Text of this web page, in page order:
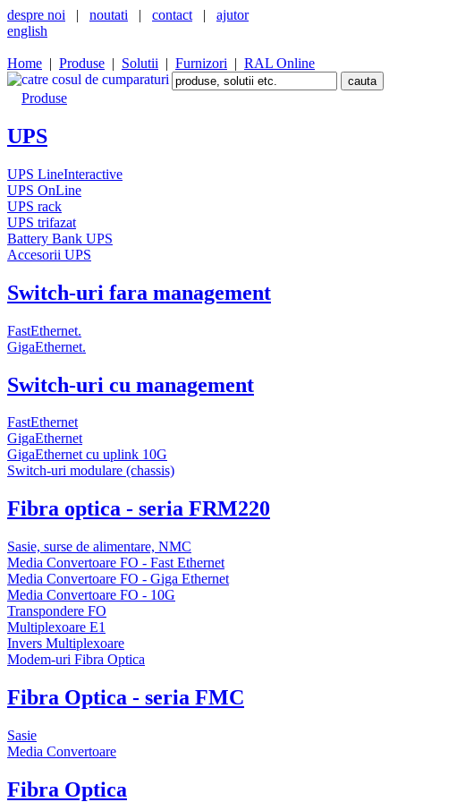
despre noi | noutati | contact | ajutor
english
Home | Produse | Solutii | Furnizori | RAL Online
Produse
UPS
UPS LineInteractive
UPS OnLine
UPS rack
UPS trifazat
Battery Bank UPS
Accesorii UPS
Switch-uri fara management
FastEthernet.
GigaEthernet.
Switch-uri cu management
FastEthernet
GigaEthernet
GigaEthernet cu uplink 10G
Switch-uri modulare (chassis)
Fibra optica - seria FRM220
Sasie, surse de alimentare, NMC
Media Convertoare FO - Fast Ethernet
Media Convertoare FO - Giga Ethernet
Media Convertoare FO - 10G
Transpondere FO
Multiplexoare E1
Invers Multiplexoare
Modem-uri Fibra Optica
Fibra Optica - seria FMC
Sasie
Media Convertoare
Fibra Optica